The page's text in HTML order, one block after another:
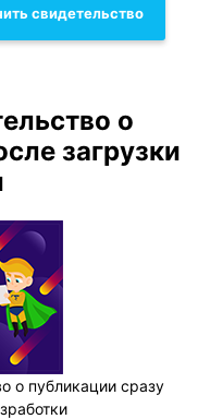
свидетельство
о
загрузки
о публикации сразу